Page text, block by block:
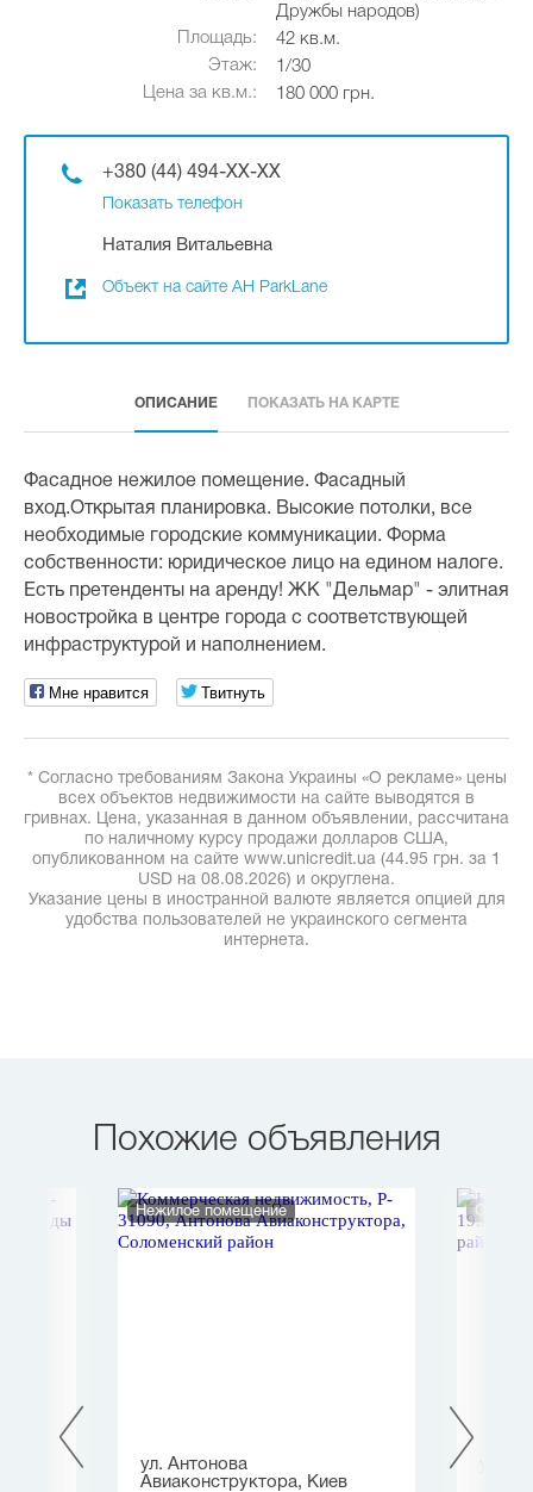
Дружбы народов)
Площадь:
42 кв.м.
Этаж:
1/30
Цена за кв.м.:
180 000 грн.
+380 (44) 494-XX-XX
Показать телефон
Наталия Витальевна
Объект на сайте АН ParkLane
ОПИСАНИЕ ПОКАЗАТЬ НА КАРТЕ
Фасадное нежилое помещение. Фасадный
вход.Открытая планировка. Высокие потолки, все
необходимые городские коммуникации. Форма
собственности: юридическое лицо на едином налоге.
Есть претенденты на аренду! ЖК "Дельмар" - элитная
новостройка в центре города с соответствующей
инфраструктурой и наполнением.
Мне нравится Твитнуть
* Согласно требованиям Закона Украины «О рекламе» цены
всех объектов недвижимости на сайте выводятся в
гривнах. Цена, указанная в данном объявлении, рассчитана
по наличному курсу продажи долларов США,
опубликованном на сайте www.unicredit.ua (44.95 грн. за 1
USD на 08.08.2026) и округлена.
Указание цены в иностранной валюте является опцией для
удобства пользователей не украинского сегмента
интернета.
Похожие объявления
Нежилое помещение
ул. Антонова
Авиаконструктора, Киев
Офис